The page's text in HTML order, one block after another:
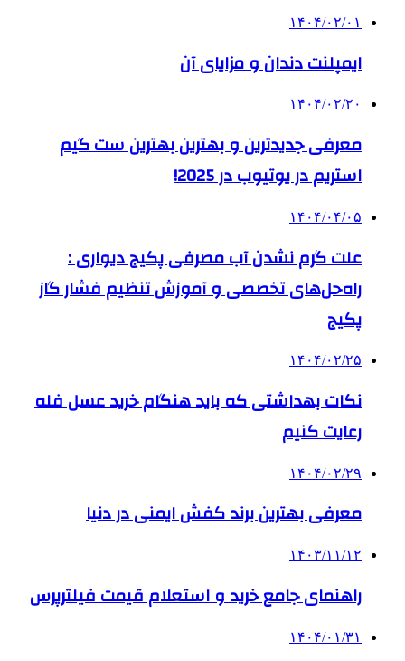
۱۴۰۴/۰۲/۰۱
ایمپلنت دندان و مزایای آن
۱۴۰۴/۰۲/۲۰
معرفی جدیدترین و بهترین بهترین ست گیم
استریم در یوتیوب در 2025!
۱۴۰۴/۰۴/۰۵
علت گرم نشدن آب مصرفی پکیج دیواری :
راه‌حل‌های تخصصی و آموزش تنظیم فشار گاز
پکیج
۱۴۰۴/۰۲/۲۵
نکات بهداشتی که باید هنگام خرید عسل فله
رعایت کنیم
۱۴۰۴/۰۲/۲۹
معرفی بهترین برند کفش ایمنی در دنیا
۱۴۰۳/۱۱/۱۲
راهنمای جامع خرید و استعلام قیمت فیلترپرس
۱۴۰۴/۰۱/۳۱